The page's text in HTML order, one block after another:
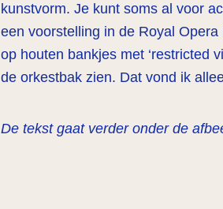
kunstvorm. Je kunt soms al voor
een voorstelling in de Royal
op houten bankjes met ‘restricted
de orkestbak zien. Dat vond ik
De tekst gaat verder onder de